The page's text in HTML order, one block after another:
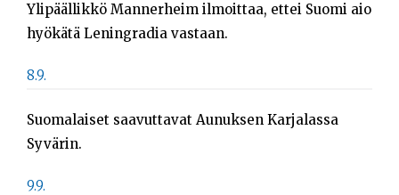
Ylipäällikkö Mannerheim ilmoittaa, ettei Suomi aio
hyökätä Leningradia vastaan.
8.9.
Suomalaiset saavuttavat Aunuksen Karjalassa
Syvärin.
9.9.